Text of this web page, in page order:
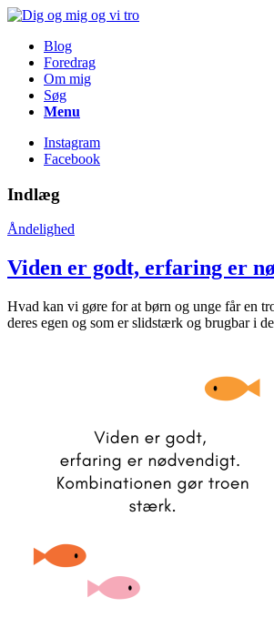
Blog
Foredrag
Om mig
Søg
Menu
Instagram
Facebook
Indlæg
Åndelighed
Viden er godt, erfaring er
Hvad kan vi gøre for at børn og unge får en
deres egen og som er slidstærk og brugbar i